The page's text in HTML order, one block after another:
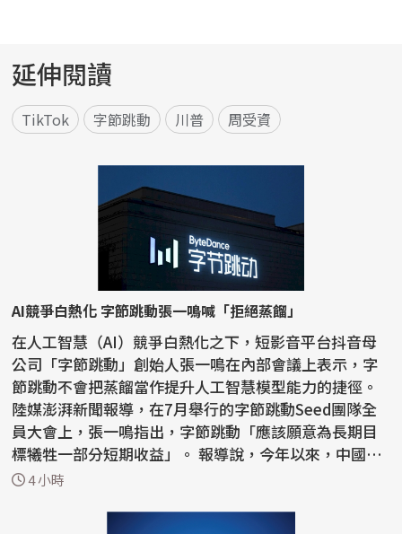
延伸閱讀
TikTok 字節跳動 川普 周受資
AI競爭白熱化 字節跳動張一鳴喊「拒絕蒸餾」
在人工智慧（AI）競爭白熱化之下，短影音平台抖音母
公司「字節跳動」創始人張一鳴在內部會議上表示，字
節跳動不會把蒸餾當作提升人工智慧模型能力的捷徑。
陸媒澎湃新聞報導，在7月舉行的字節跳動Seed團隊全
員大會上，張一鳴指出，字節跳動「應該願意為長期目
標犧牲一部分短期收益」。 報導說，今年以來，中國國
內AI...
4 小時